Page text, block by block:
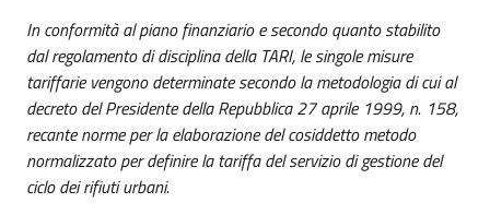
In conformità al piano finanziario e secondo quanto stabilito
dal regolamento di disciplina della TARI, le singole misure
tariffarie vengono determinate secondo la metodologia di cui al
decreto del Presidente della Repubblica 27 aprile 1999, n. 158,
recante norme per la elaborazione del cosiddetto metodo
normalizzato per definire la tariffa del servizio di gestione del
ciclo dei rifiuti urbani.